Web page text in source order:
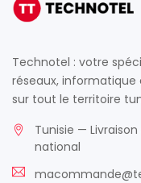
Technotel : votre
réseaux, informatique
sur tout le territoire
Tunisie —
national